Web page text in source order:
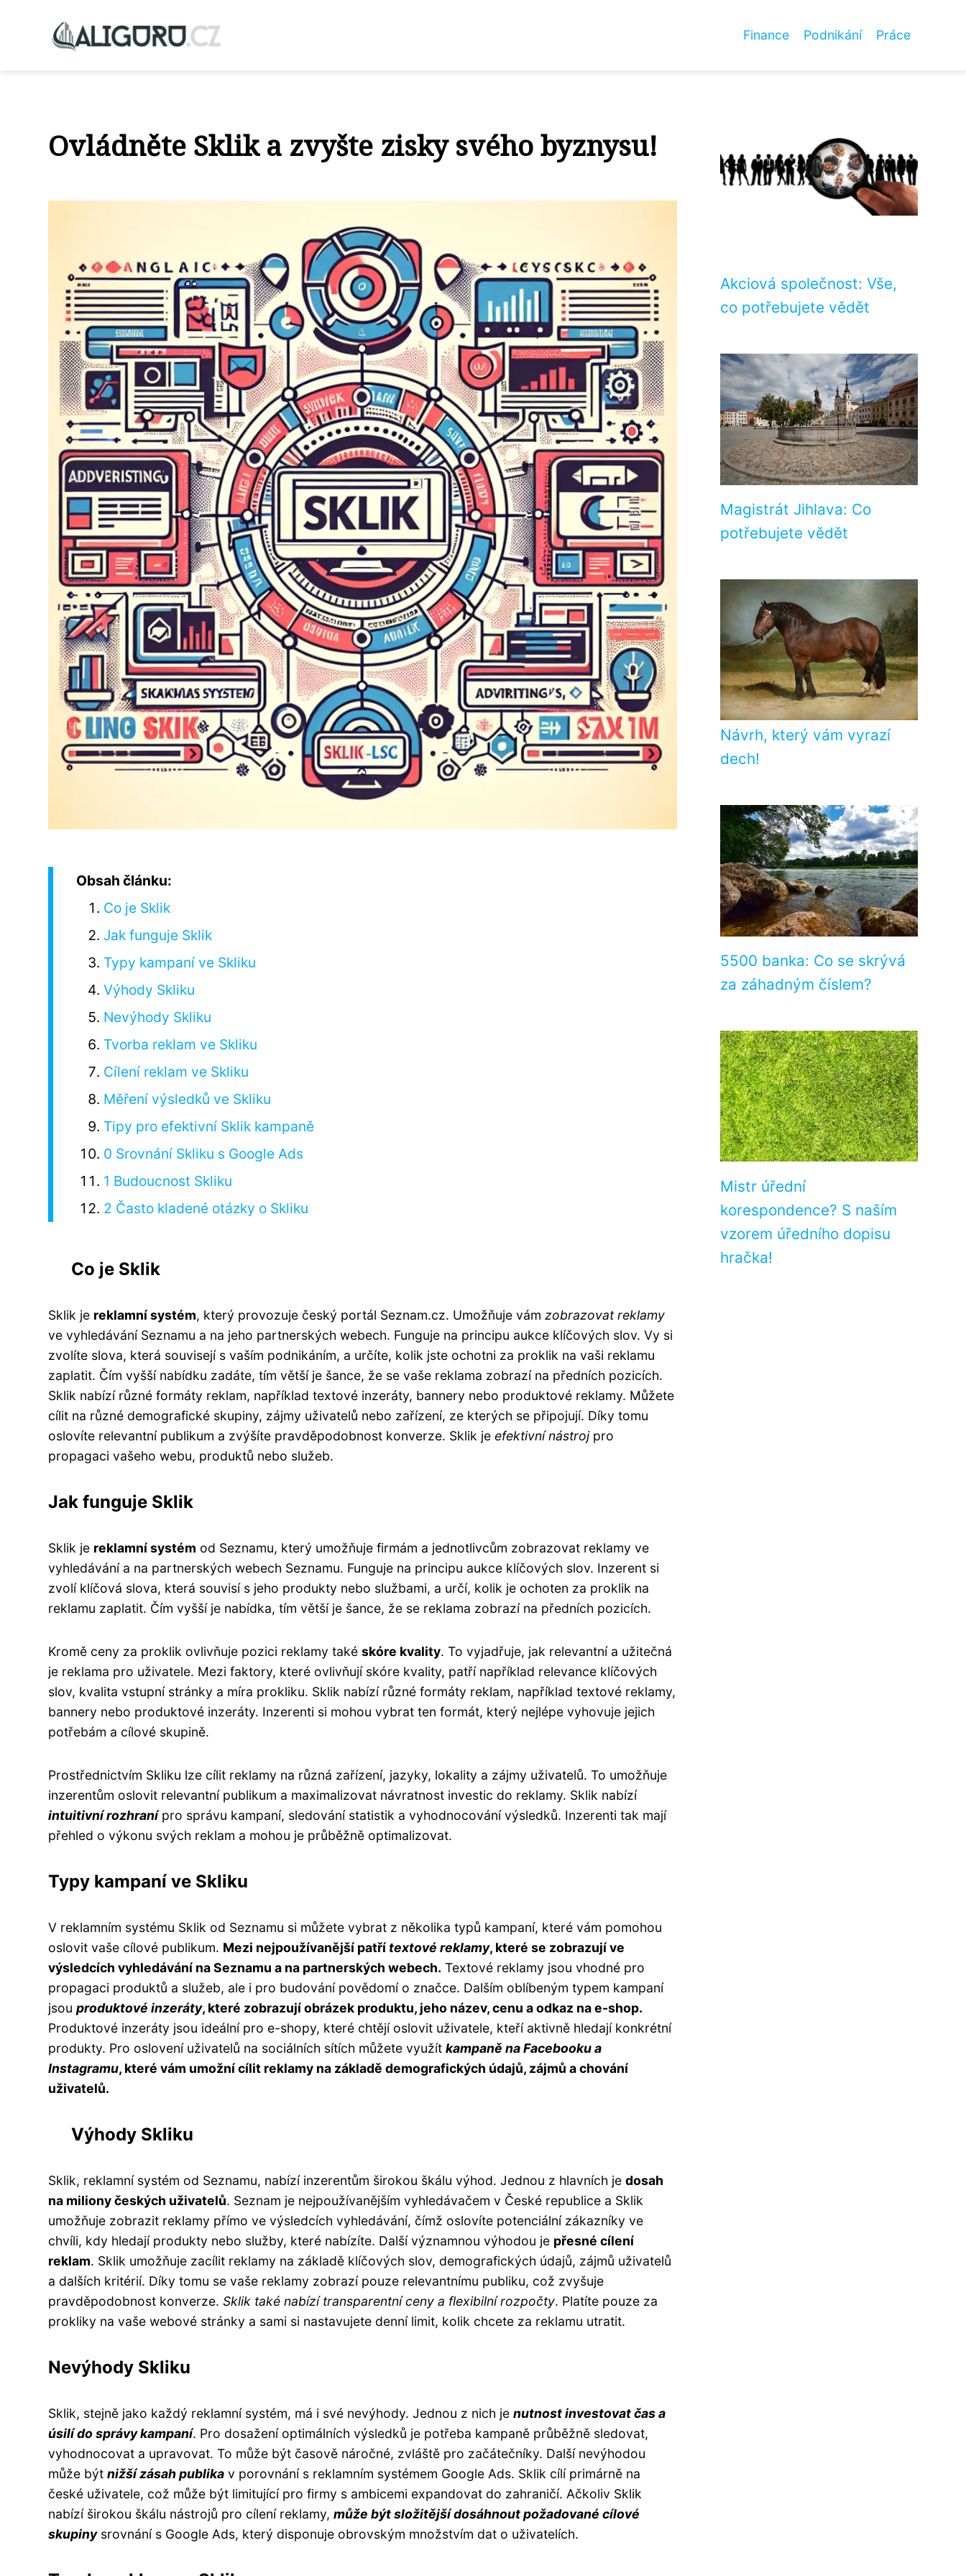
Finance Podnikání Práce
Ovládněte Sklik a zvyšte zisky svého byznysu!
Obsah článku:
Co je Sklik
Jak funguje Sklik
Typy kampaní ve Skliku
Výhody Skliku
Nevýhody Skliku
Tvorba reklam ve Skliku
Cílení reklam ve Skliku
Měření výsledků ve Skliku
Tipy pro efektivní Sklik kampaně
0 Srovnání Skliku s Google Ads
1 Budoucnost Skliku
2 Často kladené otázky o Skliku
Co je Sklik
Sklik je reklamní systém, který provozuje český portál Seznam.cz. Umožňuje vám zobrazovat reklamy
ve vyhledávání Seznamu a na jeho partnerských webech. Funguje na principu aukce klíčových slov. Vy si
zvolíte slova, která souvisejí s vaším podnikáním, a určíte, kolik jste ochotni za proklik na vaši reklamu
zaplatit. Čím vyšší nabídku zadáte, tím větší je šance, že se vaše reklama zobrazí na předních pozicích.
Sklik nabízí různé formáty reklam, například textové inzeráty, bannery nebo produktové reklamy. Můžete
cílit na různé demografické skupiny, zájmy uživatelů nebo zařízení, ze kterých se připojují. Díky tomu
oslovíte relevantní publikum a zvýšíte pravděpodobnost konverze. Sklik je efektivní nástrojpro
propagaci vašeho webu, produktů nebo služeb.
Jak funguje Sklik
Sklik je reklamní systém od Seznamu, který umožňuje firmám a jednotlivcům zobrazovat reklamy ve
vyhledávání a na partnerských webech Seznamu. Funguje na principu aukce klíčových slov. Inzerent si
zvolí klíčová slova, která souvisí s jeho produkty nebo službami, a určí, kolik je ochoten za proklik na
reklamu zaplatit. Čím vyšší je nabídka, tím větší je šance, že se reklama zobrazí na předních pozicích.
Kromě ceny za proklik ovlivňuje pozici reklamy také skóre kvality. To vyjadřuje, jak relevantní a užitečná
je reklama pro uživatele. Mezi faktory, které ovlivňují skóre kvality, patří například relevance klíčových
slov, kvalita vstupní stránky a míra prokliku. Sklik nabízí různé formáty reklam, například textové reklamy,
bannery nebo produktové inzeráty. Inzerenti si mohou vybrat ten formát, který nejlépe vyhovuje jejich
potřebám a cílové skupině.
Prostřednictvím Skliku lze cílit reklamy na různá zařízení, jazyky, lokality a zájmy uživatelů. To umožňuje
inzerentům oslovit relevantní publikum a maximalizovat návratnost investic do reklamy. Sklik nabízí
intuitivní rozhranípro správu kampaní, sledování statistik a vyhodnocování výsledků. Inzerenti tak mají
přehled o výkonu svých reklam a mohou je průběžně optimalizovat.
Typy kampaní ve Skliku
V reklamním systému Sklik od Seznamu si můžete vybrat z několika typů kampaní, které vám pomohou
oslovit vaše cílové publikum. Mezi nejpoužívanější patří textové reklamy, které se zobrazují ve
výsledcích vyhledávání na Seznamu a na partnerských webech. Textové reklamy jsou vhodné pro
propagaci produktů a služeb, ale i pro budování povědomí o značce. Dalším oblíbeným typem kampaní
jsou produktové inzeráty, které zobrazují obrázek produktu, jeho název, cenu a odkaz na e-shop.
Produktové inzeráty jsou ideální pro e-shopy, které chtějí oslovit uživatele, kteří aktivně hledají konkrétní
produkty. Pro oslovení uživatelů na sociálních sítích můžete využít kampaně na Facebooku a
Instagramu, které vám umožní cílit reklamy na základě demografických údajů, zájmů a chování
uživatelů.
Výhody Skliku
Sklik, reklamní systém od Seznamu, nabízí inzerentům širokou škálu výhod. Jednou z hlavních je dosah
na miliony českých uživatelů. Seznam je nejpoužívanějším vyhledávačem v České republice a Sklik
umožňuje zobrazit reklamy přímo ve výsledcích vyhledávání, čímž oslovíte potenciální zákazníky ve
chvíli, kdy hledají produkty nebo služby, které nabízíte. Další významnou výhodou je přesné cílení
reklam. Sklik umožňuje zacílit reklamy na základě klíčových slov, demografických údajů, zájmů uživatelů
a dalších kritérií. Díky tomu se vaše reklamy zobrazí pouze relevantnímu publiku, což zvyšuje
pravděpodobnost konverze. Sklik také nabízí transparentní ceny a flexibilní rozpočty. Platíte pouze za
prokliky na vaše webové stránky a sami si nastavujete denní limit, kolik chcete za reklamu utratit.
Nevýhody Skliku
Sklik, stejně jako každý reklamní systém, má i své nevýhody. Jednou z nich je nutnost investovat čas a
úsilí do správy kampaní. Pro dosažení optimálních výsledků je potřeba kampaně průběžně sledovat,
vyhodnocovat a upravovat. To může být časově náročné, zvláště pro začátečníky. Další nevýhodou
může být nižší zásah publika v porovnání s reklamním systémem Google Ads. Sklik cílí primárně na
české uživatele, což může být limitující pro firmy s ambicemi expandovat do zahraničí. Ačkoliv Sklik
nabízí širokou škálu nástrojů pro cílení reklamy, může být složitější dosáhnout požadované cílové
skupinysrovnání s Google Ads, který disponuje obrovským množstvím dat o uživatelích.
Akciová společnost: Vše,
co potřebujete vědět
Magistrát Jihlava: Co
potřebujete vědět
Návrh, který vám vyrazí
dech!
5500 banka: Co se skrývá
za záhadným číslem?
Mistr úřední
korespondence? S naším
vzorem úředního dopisu
hračka!